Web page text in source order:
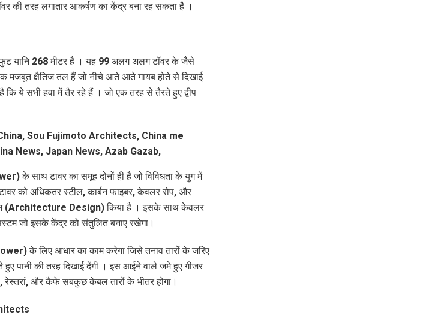
की तरह लगातार आकर्षण का केंद्र बना रह सकता है ।
फुट यानि 268 मीटर है । यह 99 अलग अलग टॉवर के जैसे
मजबूत क्षैतिज तल हैं जो नीचे आते आते गायब होते से दिखाई
ये सभी हवा में तैर रहे हैं । जो एक तरह से तैरते हुए द्वीप
के साथ टावर का समूह दोनों ही है जो विविधता के युग में
को अधिकतर स्टील, कार्बन फाइबर, केवलर रोप, और
(Architecture Design) किया है । इसके साथ केवलर
जो इसके केंद्र को संतुलित बनाए रखेगा।
के लिए आधार का काम करेगा जिसे तनाव तारों के जरिए
हुए पानी की तरह दिखाई देंगी । इस आईने वाले जमे हुए गीजर
रेस्तरां, और कैफे सबकुछ केबल तारों के भीतर होगा।